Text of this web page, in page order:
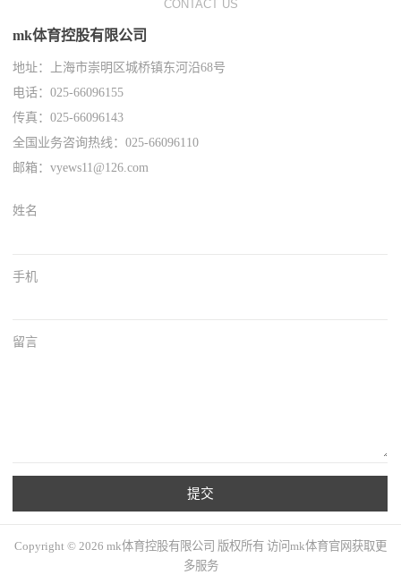
CONTACT US
mk体育控股有限公司
地址：上海市崇明区城桥镇东河沿68号
电话：025-66096155
传真：025-66096143
全国业务咨询热线：025-66096110
邮箱：vyews11@126.com
姓名
手机
留言
提交
Copyright © 2026 mk体育控股有限公司 版权所有 访问mk体育官网获取更
多服务